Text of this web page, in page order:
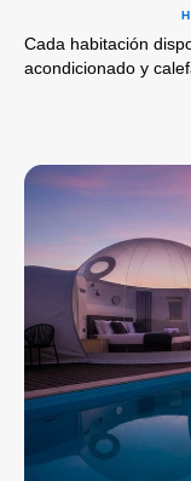
Cada habitación
acondicionado y